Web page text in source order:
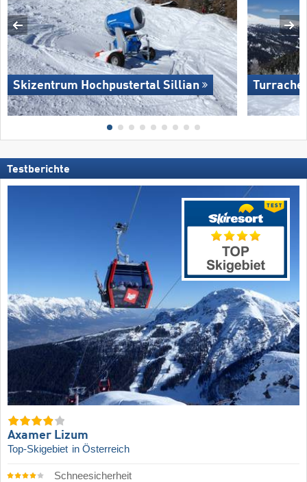
Skizentrum Hochpustertal Sillian
Testberichte
Axamer Lizum
Top-Skigebiet in Österreich
Schneesicherheit